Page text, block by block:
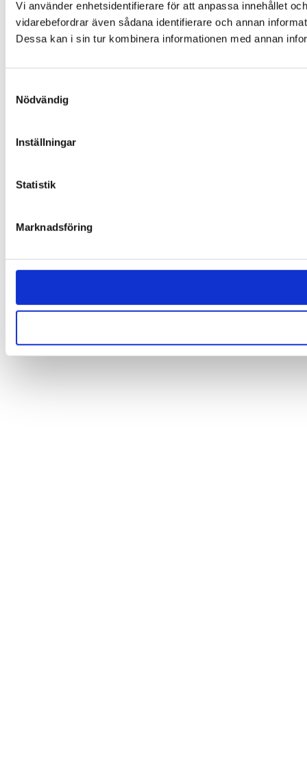
Vi använder enhetsidentifierare för att anpassa innehållet
vidarebefordrar även sådana identifierare och annan
Dessa kan i sin tur kombinera informationen med annan
Nödvändig
Inställningar
Statistik
Marknadsföring